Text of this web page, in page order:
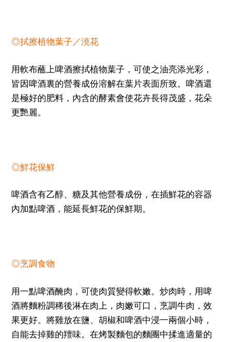
◎拭擦植物葉子／澆花
用軟布蘸上啤酒擦拭植物葉子，可使之油亮添光彩，
皆因啤酒裏的營養成份溶解在葉片表面所致。啤酒還
是極好的肥料，內含的酵素會使花卉長得茂盛，花朵
更艷麗。
◎鮮花保鮮
啤酒含有乙醇、糖及其他營養成份，在插鮮花的容器
內加點啤酒，能延長鮮花的保鮮期。
◎烹調食物
用一點啤酒醃肉，可使肉質變得軟嫩。炒肉時，用啤
酒將麵粉調稀後淋在肉上，肉嫩可口，烹調牛肉，效
果更好。將雞放在鹽、胡椒和啤酒中浸一兩個小時，
自能去掉雞的羶味。在烤製麵包的麵團中揉進適量的